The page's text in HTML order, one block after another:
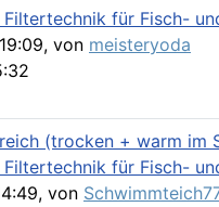
für Fisch-
von meisteryoda
(trocken + warm im
für Fisch-
von